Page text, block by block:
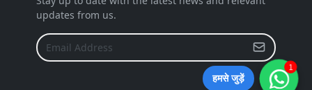
updates from us.
हमसे जुड़ें
1